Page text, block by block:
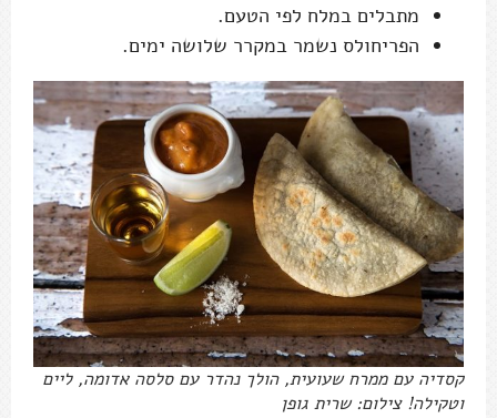
מתבלים במלח לפי הטעם.
הפריחולס נשמר במקרר שלושה ימים.
קסדיה עם ממרח שעועית, הולך נהדר עם סלסה אדומה, ליים
וטקילה! צילום: שרית גופן